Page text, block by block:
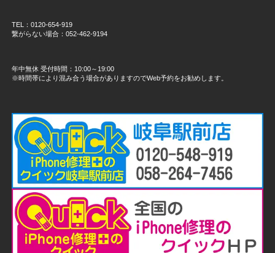
TEL：0120-654-919
繋がらない場合：052-462-9194
年中無休 受付時間：10:00～19:00
※時間帯により混み合う場合がありますのでWeb予約をお勧めします。